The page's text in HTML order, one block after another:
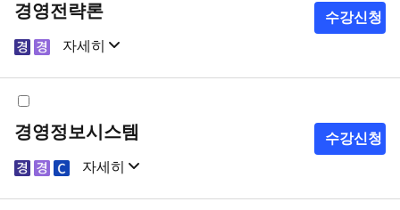
경영전략론
자세히
샘플강의 강의계획서
수강신청
경영정보시스템
자세히
샘플강의 강의계획서
수강신청